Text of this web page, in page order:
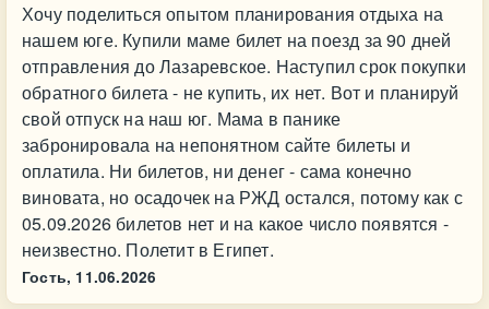
Хочу поделиться опытом планирования отдыха на
нашем юге. Купили маме билет на поезд за 90 дней
отправления до Лазаревское. Наступил срок покупки
обратного билета - не купить, их нет. Вот и планируй
свой отпуск на наш юг. Мама в панике
забронировала на непонятном сайте билеты и
оплатила. Ни билетов, ни денег - сама конечно
виновата, но осадочек на РЖД остался, потому как с
05.09.2026 билетов нет и на какое число появятся -
неизвестно. Полетит в Египет.
Гость, 11.06.2026